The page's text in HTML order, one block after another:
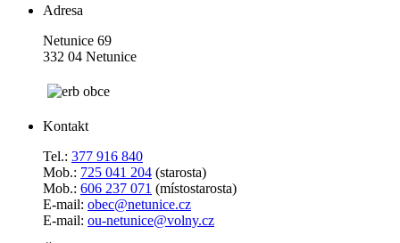
Adresa
Netunice 69
332 04 Netunice
Kontakt
Tel.: 377 916 840
Mob.: 725 041 204 (starosta)
Mob.: 606 237 071 (místostarosta)
E-mail: obec@netunice.cz
E-mail: ou-netunice@volny.cz